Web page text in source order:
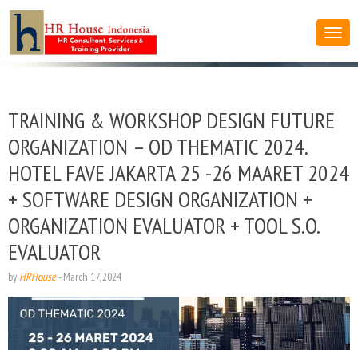
TRAINING & WORKSHOP DESIGN FUTURE
ORGANIZATION – OD THEMATIC 2024.
HOTEL FAVE JAKARTA 25 -26 MAARET 2024
+ SOFTWARE DESIGN ORGANIZATION +
ORGANIZATION EVALUATOR + TOOL S.O.
EVALUATOR
by HRHouse-March 17, 2024